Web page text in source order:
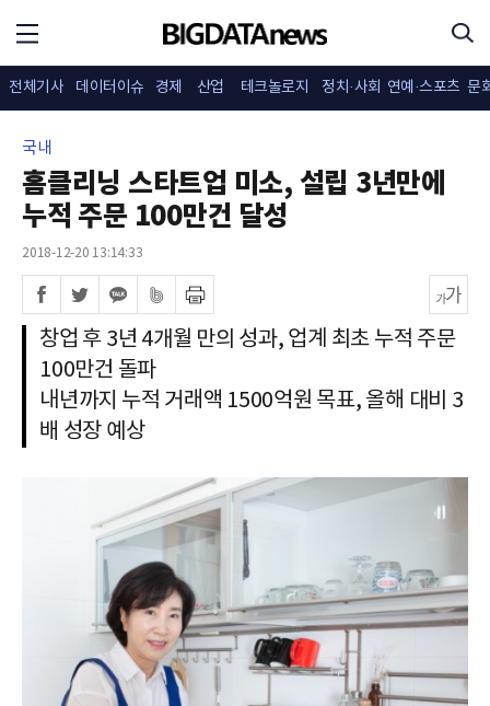
전체기사 데이터이슈 경제 산업 테크놀로지 정치·사회 연예·스포츠 문
국내
홈클리닝 스타트업 미소, 설립 3년만에
누적 주문 100만건 달성
2018-12-20 13:14:33
창업 후 3년 4개월 만의 성과, 업계 최초 누적 주문
100만건 돌파
내년까지 누적 거래액 1500억원 목표, 올해 대비 3
배 성장 예상